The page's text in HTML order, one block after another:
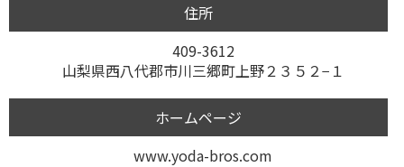
住所
409-3612
山梨県西八代郡市川三郷町上野２３５２−１
ホームページ
www.yoda-bros.com